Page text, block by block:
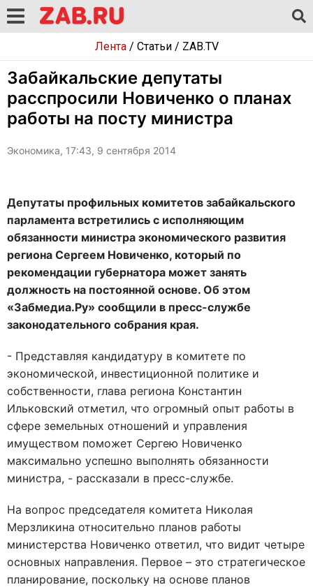
Лента/ Статьи/ ZAB.TV
Забайкальские депутаты
расспросили Новиченко о планах
работы на посту министра
Экономика, 17:43, 9 сентября 2014
Депутаты профильных комитетов забайкальского
парламента встретились с исполняющим
обязанности министра экономического развития
региона Сергеем Новиченко, который по
рекомендации губернатора может занять
должность на постоянной основе. Об этом
«Забмедиа.Ру» сообщили в пресс-службе
законодательного собрания края.
- Представляя кандидатуру в комитете по
экономической, инвестиционной политике и
собственности, глава региона Константин
Ильковский отметил, что огромный опыт работы в
сфере земельных отношений и управления
имуществом поможет Сергею Новиченко
максимально успешно выполнять обязанности
министра, - рассказали в пресс-службе.
На вопрос председателя комитета Николая
Мерзликина относительно планов работы
министерства Новиченко ответил, что видит четыре
основных направления. Первое – это стратегическое
планирование, поскольку на основе планов